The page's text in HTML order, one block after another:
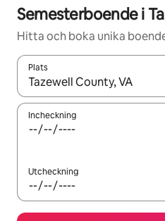
Semesterboende i
Hitta och boka unika
Plats
När resultaten är tillgängliga
Incheckning
Utcheckning